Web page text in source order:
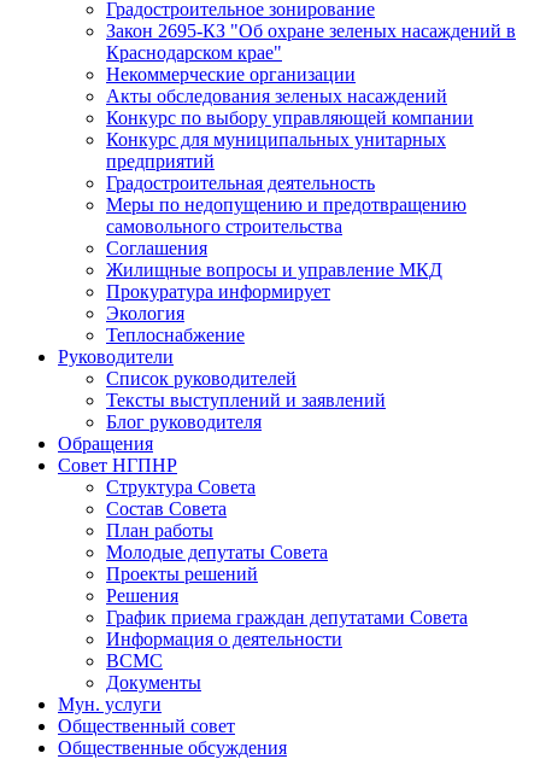
Градостроительное зонирование
Закон 2695-КЗ "Об охране зеленых насаждений в
Краснодарском крае"
Некоммерческие организации
Акты обследования зеленых насаждений
Конкурс по выбору управляющей компании
Конкурс для муниципальных унитарных
предприятий
Градостроительная деятельность
Меры по недопущению и предотвращению
самовольного строительства
Соглашения
Жилищные вопросы и управление МКД
Прокуратура информирует
Экология
Теплоснабжение
Руководители
Список руководителей
Тексты выступлений и заявлений
Блог руководителя
Обращения
Совет НГПНР
Структура Совета
Состав Совета
План работы
Молодые депутаты Совета
Проекты решений
Решения
График приема граждан депутатами Совета
Информация о деятельности
ВСМС
Документы
Мун. услуги
Общественный совет
Общественные обсуждения